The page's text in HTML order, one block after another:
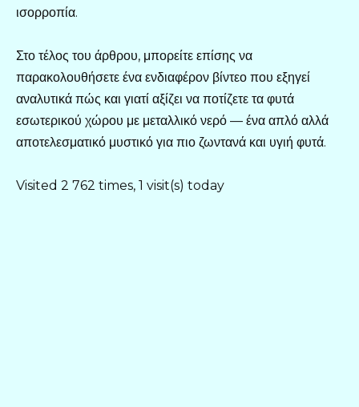
ισορροπία.
Στο τέλος του άρθρου, μπορείτε επίσης να
παρακολουθήσετε ένα ενδιαφέρον βίντεο που εξηγεί
αναλυτικά πώς και γιατί αξίζει να ποτίζετε τα φυτά
εσωτερικού χώρου με μεταλλικό νερό — ένα απλό αλλά
αποτελεσματικό μυστικό για πιο ζωντανά και υγιή φυτά.
Visited 2 762 times, 1 visit(s) today